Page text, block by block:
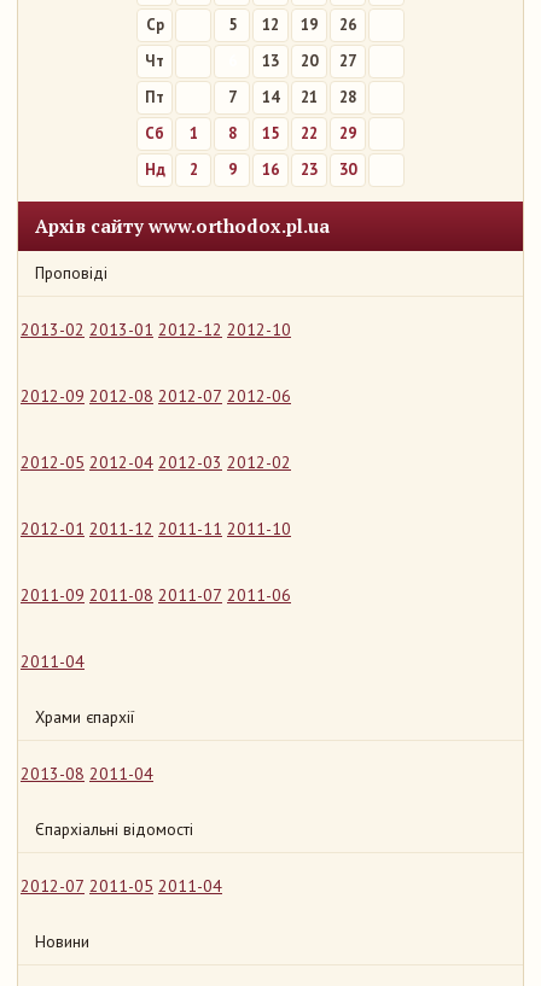
Ср
5 12 19
26
Чт
13 20
27
Пт
7 14 21
28
Сб
1 8 15 22
29
Нд
2 9 16 23 30
Архів сайту www.orthodox.pl.ua
Проповіді
2013-02 2013-01 2012-12 2012-10
2012-09 2012-08 2012-07 2012-06
2012-05 2012-04 2012-03 2012-02
2012-01 2011-12 2011-11 2011-10
2011-09 2011-08 2011-07 2011-06
2011-04
Храми єпархії
2013-08 2011-04
Єпархіальні відомості
2012-07 2011-05 2011-04
Новини